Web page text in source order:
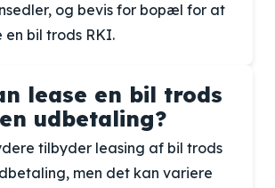
og bevis for bopæl for at
en bil trods RKI.
lease en bil trods
udbetaling?
tilbyder leasing af bil trods
men det kan variere